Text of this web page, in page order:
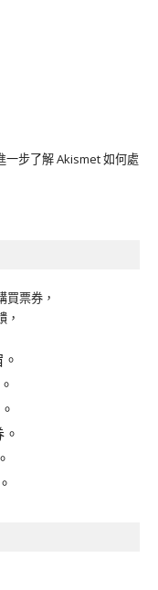
一步了解 Akismet 如何處
票券，
，